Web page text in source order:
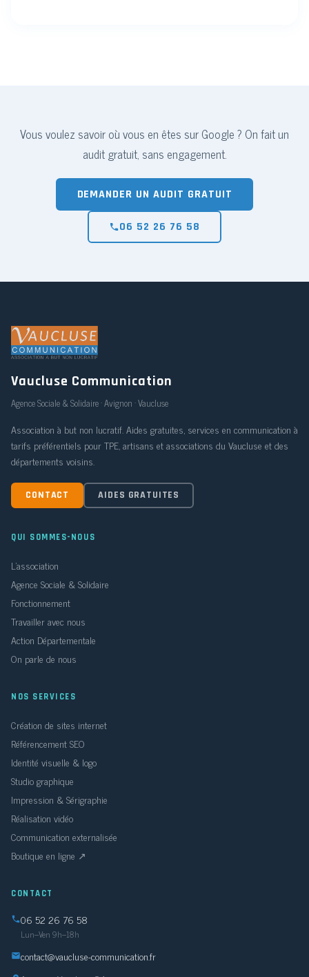
Vous voulez savoir où vous en êtes sur Google ? On fait un
audit gratuit, sans engagement.
DEMANDER UN AUDIT GRATUIT
06 52 26 76 58
Vaucluse Communication
Agence Sociale & Solidaire · Avignon · Vaucluse
Association à but non lucratif. Aides gratuites, services en communication à
tarifs préférentiels pour TPE, artisans et associations du Vaucluse et des
départements voisins.
CONTACT AIDES GRATUITES
QUI SOMMES-NOUS
L'association
Agence Sociale & Solidaire
Fonctionnement
Travailler avec nous
Action Départementale
On parle de nous
NOS SERVICES
Création de sites internet
Référencement SEO
Identité visuelle & logo
Studio graphique
Impression & Sérigraphie
Réalisation vidéo
Communication externalisée
Boutique en ligne ↗
CONTACT
06 52 26 76 58
Lun–Ven 9h–18h
contact@vaucluse-communication.fr